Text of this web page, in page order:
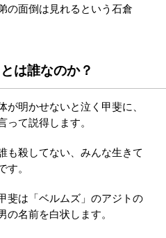
の面倒は見れるという石倉
は誰なのか？
が明かせないと泣く甲斐に、
って説得します。
も殺してない、みんな生きて
す。
斐は「ベルムズ」のアジトの
の名前を白状します。